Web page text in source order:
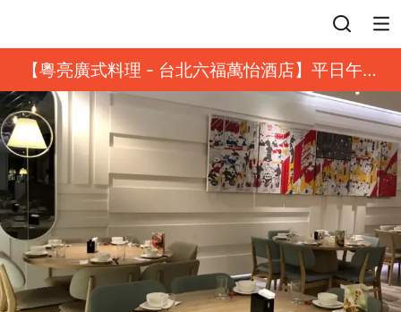
【粵亮廣式料理 - 台北六福萬怡酒店】平日午餐
8 折起｜靓港點套餐